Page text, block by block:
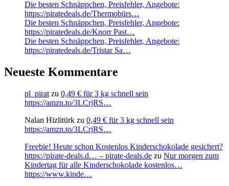
Die besten Schnäppchen, Preisfehler, Angebote:
https://piratedeals.de/Thermobürs…
Die besten Schnäppchen, Preisfehler, Angebote:
https://piratedeals.de/Knorr Past…
Die besten Schnäppchen, Preisfehler, Angebote:
https://piratedeals.de/Tristar Sa…
Neueste Kommentare
pl_pirat zu 0,49 € für 3 kg schnell sein
https://amzn.to/3LCrjRS…
Nalan Hizlitürk zu 0,49 € für 3 kg schnell sein
https://amzn.to/3LCrjRS…
Freebie! Heute schon Kostenlos Kinderschokolade gesichert?
https://pirate-deals.d… – pirate-deals.de zu Nur morgen zum
Kindertag für alle Kinderschokolade kostenlos…
https://www.kinde…